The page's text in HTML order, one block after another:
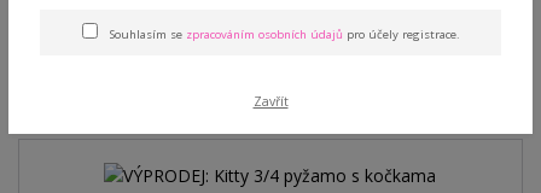
s kočkama
Souhlasím se zpracováním osobních údajů pro účely registrace.
Zavřít